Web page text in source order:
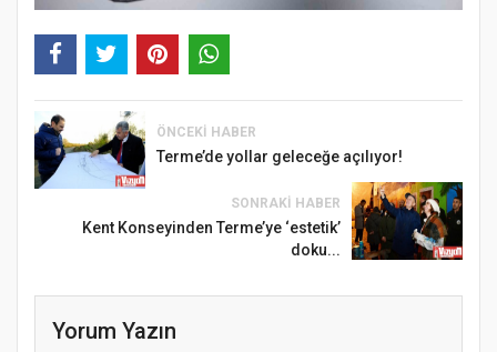
ÖNCEKI HABER
Terme’de yollar geleceğe açılıyor!
SONRAKI HABER
Kent Konseyinden Terme’ye ‘estetik’
doku...
Yorum Yazın